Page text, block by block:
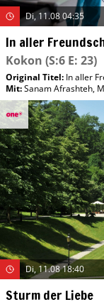
Di, 11.08 04:35
In aller
Kokon (S:6 E: 23)
Original Titel: In aller
Mit:Sanam Afrashteh,
Di, 11.08 18:40
Sturm der Liebe